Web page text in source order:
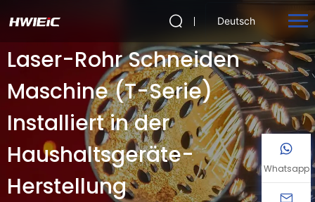
Deutsch
Laser-Rohr Schneiden
Maschine (T-Serie)
Installiert in der
Haushaltsgeräte-
Herstellung
Whatsapp